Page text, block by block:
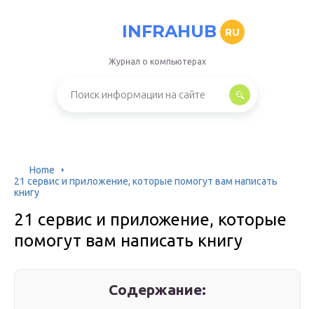
INFRAHUB RU
Журнал о компьютерах
Home
21 сервис и приложение, которые помогут вам написать
книгу
21 сервис и приложение, которые
помогут вам написать книгу
Содержание: